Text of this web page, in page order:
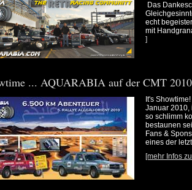
Das
echt
mit
]
... AQUARABIA auf der CMT 2010
It's
Januar 2010,
so schlimm
bestaunen
Fans &
eines der
[mehr Infos